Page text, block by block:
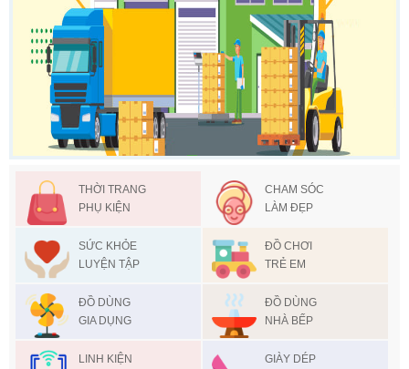
THỜI TRANG
PHỤ KIỆN
CHAM SÓC
LÀM ĐẸP
SỨC KHỎE
LUYỆN TẬP
ĐỒ CHƠI
TRẺ EM
ĐỒ DÙNG
GIA DỤNG
ĐỒ DÙNG
NHÀ BẾP
LINH KIỆN
GIÀY DÉP